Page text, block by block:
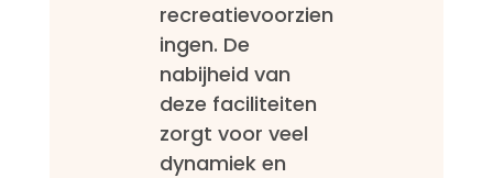
recreatievoorzien
ingen. De
nabijheid van
deze faciliteiten
zorgt voor veel
dynamiek en